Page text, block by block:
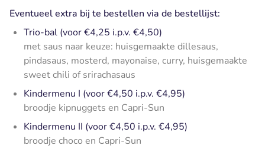
Eventueel extra bij te bestellen via de bestellijst:
Trio-bal (voor €4,25 i.p.v. €4,50)
met saus naar keuze: huisgemaakte dillesaus,
pindasaus, mosterd, mayonaise, curry, huisgemaakte
sweet chili of srirachasaus
Kindermenu I (voor €4,50 i.p.v. €4,95)
broodje kipnuggets en Capri-Sun
Kindermenu II (voor €4,50 i.p.v. €4,95)
broodje choco en Capri-Sun